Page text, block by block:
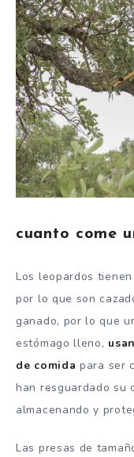
cuanto come
Los leopardos
por lo que son
ganado, por lo que
estómago lleno,
de comida para ser
han resguardado su
almacenando y
Las presas de